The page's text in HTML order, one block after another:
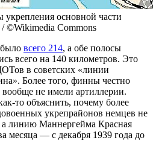
основной части
©Wikimedia Commons
всего 214, а обе полосы
всего на 140 километров. Это
в советских «линии
Более того, финны честно
не имели артиллерии.
то объяснить, почему более
укрепрайонов немцев не
а линию Маннергейма Красная
месяца — с декабря 1939 года до